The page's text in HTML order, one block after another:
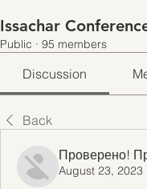
Issachar
Public · 95 members
Discussion
Back
Проверено!
August 23, 2023